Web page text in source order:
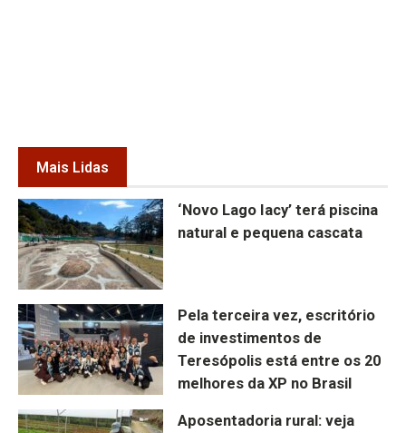
Mais Lidas
‘Novo Lago Iacy’ terá piscina
natural e pequena cascata
Pela terceira vez, escritório
de investimentos de
Teresópolis está entre os 20
melhores da XP no Brasil
Aposentadoria rural: veja